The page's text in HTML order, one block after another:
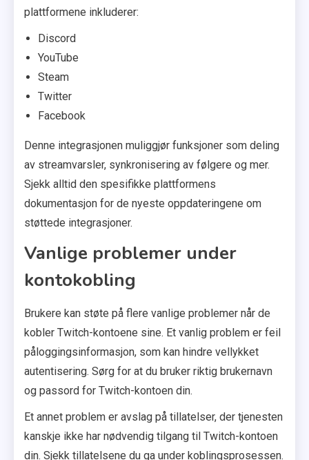
plattformene inkluderer:
Discord
YouTube
Steam
Twitter
Facebook
Denne integrasjonen muliggjør funksjoner som deling
av streamvarsler, synkronisering av følgere og mer.
Sjekk alltid den spesifikke plattformens
dokumentasjon for de nyeste oppdateringene om
støttede integrasjoner.
Vanlige problemer under
kontokobling
Brukere kan støte på flere vanlige problemer når de
kobler Twitch-kontoene sine. Et vanlig problem er feil
påloggingsinformasjon, som kan hindre vellykket
autentisering. Sørg for at du bruker riktig brukernavn
og passord for Twitch-kontoen din.
Et annet problem er avslag på tillatelser, der tjenesten
kanskje ikke har nødvendig tilgang til Twitch-kontoen
din. Sjekk tillatelsene du ga under koblingsprosessen.